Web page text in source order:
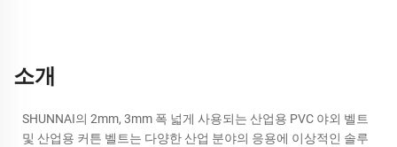
소개
SHUNNAI의 2mm, 3mm 폭 넓게 사용되는 산업용 PVC 야외 벨트
및 산업용 커튼 벨트는 다양한 산업 분야의 응용에 이상적인 솔루